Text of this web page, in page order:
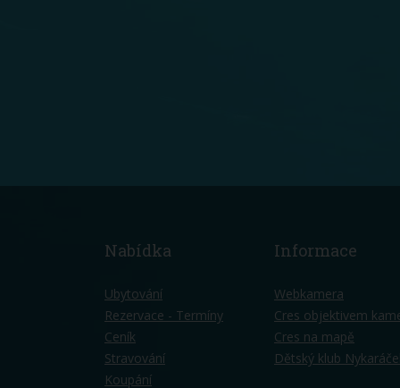
Nabídka
Ubytování
Rezervace - Termíny
Ceník
Stravování
Koupání
Informace
Webkamera
Cres objektivem
Cres na mapě
Dětský klub